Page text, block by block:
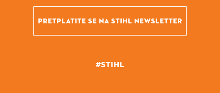
PRETPLATITE SE NA STIHL NEWSLETTER
#STIHL